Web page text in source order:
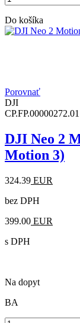
Do košíka
Porovnať
DJI
CP.FP.00000272.01
DJI Neo 2
Motion 3)
324.39 EUR
bez DPH
399.00 EUR
s DPH
Na dopyt
BA